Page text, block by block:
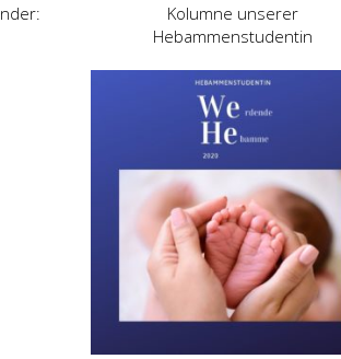
Kolumne unserer
Hebammenstudentin